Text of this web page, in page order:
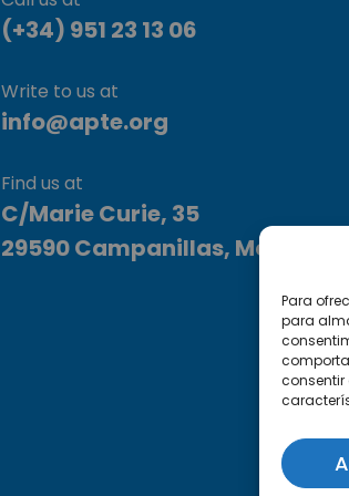
Para
para
consentir
(+34) 951 23 13 06
Write to us at
info@apte.org
Find us at
C/Marie Curie, 35
29590 Campanillas, Málaga